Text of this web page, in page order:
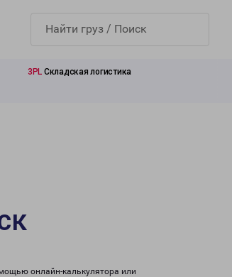
3PL Складская логистика
онлайн-калькулятора или